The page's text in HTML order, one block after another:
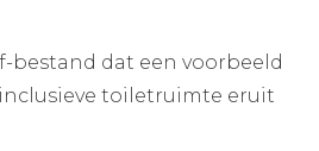
bestand dat een voorbeeld
toiletruimte eruit